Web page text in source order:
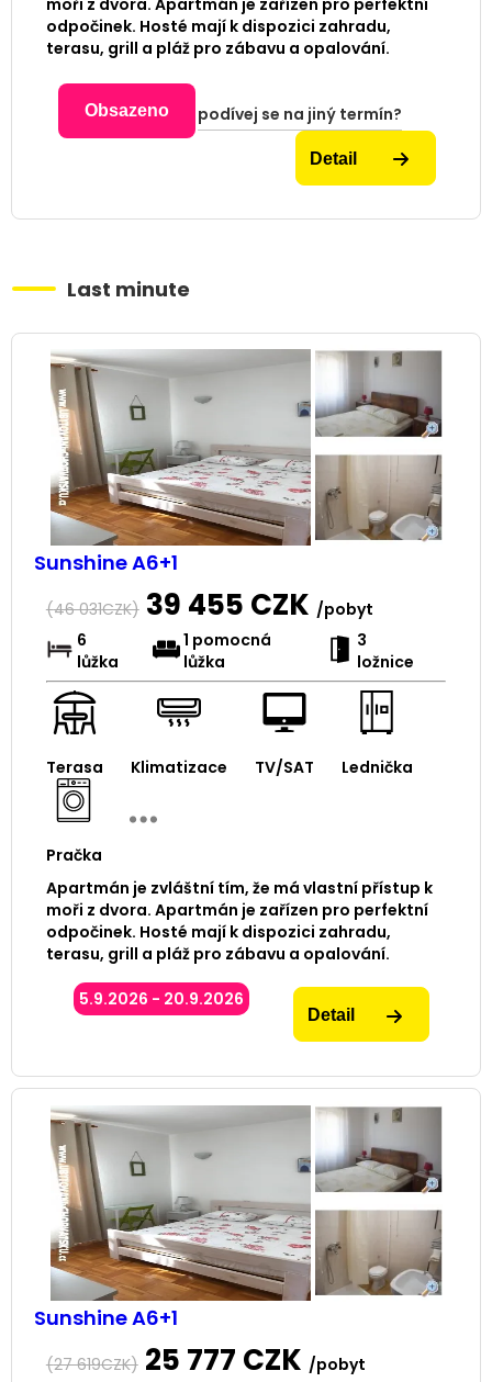
odpočinek. Hosté mají k dispozici zahradu,
terasu, grill a pláž pro zábavu a opalování.
Obsazeno podívej se na jiný termín?
Detail
Last minute
Sunshine A6+1
(46 031CZK) 39 455 CZK /pobyt
6
lůžka
1 pomocná
lůžka
3
ložnice
Terasa Klimatizace TV/SAT Lednička
Pračka
Apartmán je zvláštní tím, že má vlastní přístup k
moři z dvora. Apartmán je zařízen pro perfektní
odpočinek. Hosté mají k dispozici zahradu,
terasu, grill a pláž pro zábavu a opalování.
5.9.2026 - 20.9.2026
Detail
Sunshine A6+1
(27 619CZK) 25 777 CZK /pobyt